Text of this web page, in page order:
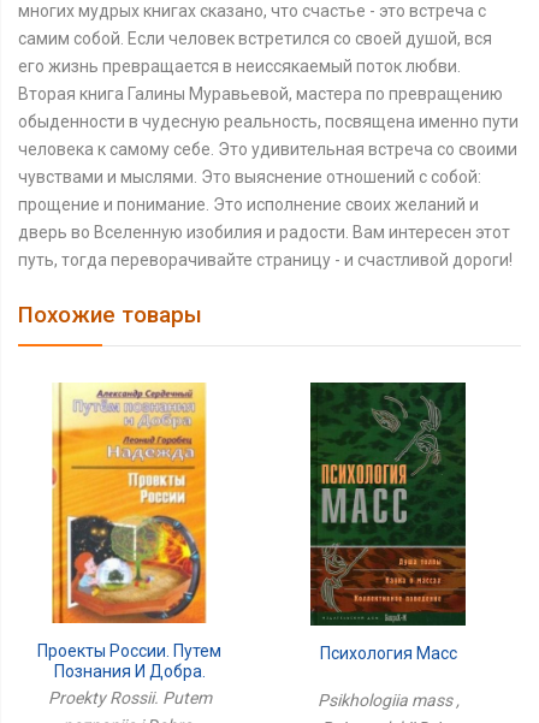
многих мудрых книгах сказано, что счастье - это встреча с
самим собой. Если человек встретился со своей душой, вся
его жизнь превращается в неиссякаемый поток любви.
Вторая книга Галины Муравьевой, мастера по превращению
обыденности в чудесную реальность, посвящена именно пути
человека к самому себе. Это удивительная встреча со своими
чувствами и мыслями. Это выяснение отношений с собой:
прощение и понимание. Это исполнение своих желаний и
дверь во Вселенную изобилия и радости. Вам интересен этот
путь, тогда переворачивайте страницу - и счастливой дороги!
Похожие товары
Проекты России. Путем
Познания И Добра.
Надежда
Proekty Rossii. Putem
Психология Масс
Psikhologiia mass ,